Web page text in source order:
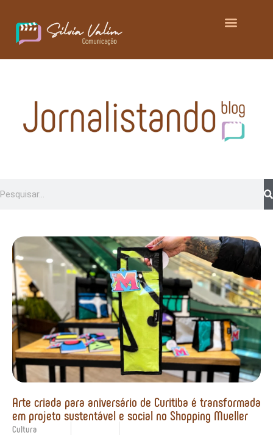
Arte criada para aniversário de Curitiba é transformada
em projeto sustentável e social no Shopping Mueller
Cultura